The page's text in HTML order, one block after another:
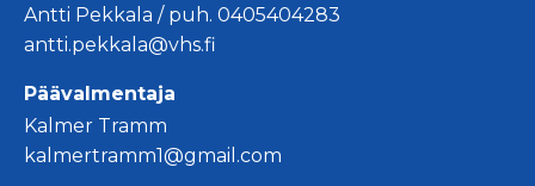
Antti Pekkala / puh. 0405404283
antti.pekkala@vhs.fi
Päävalmentaja
Kalmer Tramm
kalmertramm1@gmail.com